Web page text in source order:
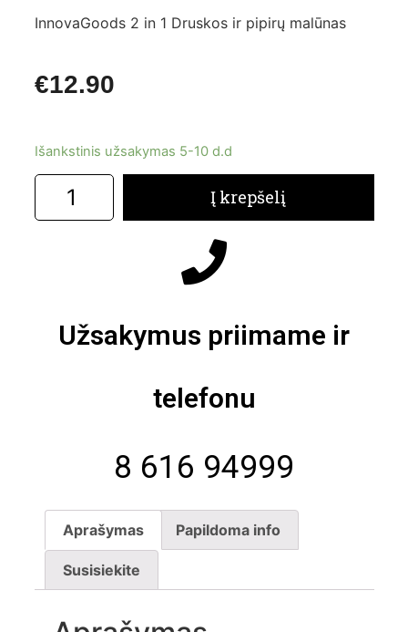
InnovaGoods 2 in 1 Druskos ir pipirų malūnas
€12.90
Išankstinis užsakymas 5-10 d.d
Į krepšelį
Užsakymus priimame ir
telefonu
8 616 94999
Aprašymas Papildoma info
Susisiekite